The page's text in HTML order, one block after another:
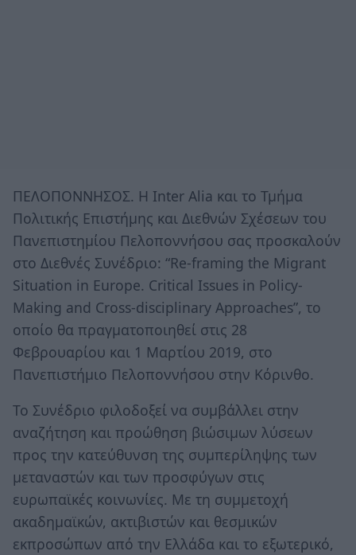
ΠΕΛΟΠΟΝΝΗΣΟΣ. Η Inter Alia και το Τμήμα
Πολιτικής Επιστήμης και Διεθνών Σχέσεων του
Πανεπιστημίου Πελοποννήσου σας προσκαλούν
στο Διεθνές Συνέδριο: “Re-framing the Migrant
Situation in Europe. Critical Issues in Policy-
Making and Cross-disciplinary Approaches”, το
οποίο θα πραγματοποιηθεί στις 28
Φεβρουαρίου και 1 Μαρτίου 2019, στο
Πανεπιστήμιο Πελοποννήσου στην Κόρινθο.
Το Συνέδριο φιλοδοξεί να συμβάλλει στην
αναζήτηση και προώθηση βιώσιμων λύσεων
προς την κατεύθυνση της συμπερίληψης των
μεταναστών και των προσφύγων στις
ευρωπαϊκές κοινωνίες. Με τη συμμετοχή
ακαδημαϊκών, ακτιβιστών και θεσμικών
εκπροσώπων από την Ελλάδα και το εξωτερικό,